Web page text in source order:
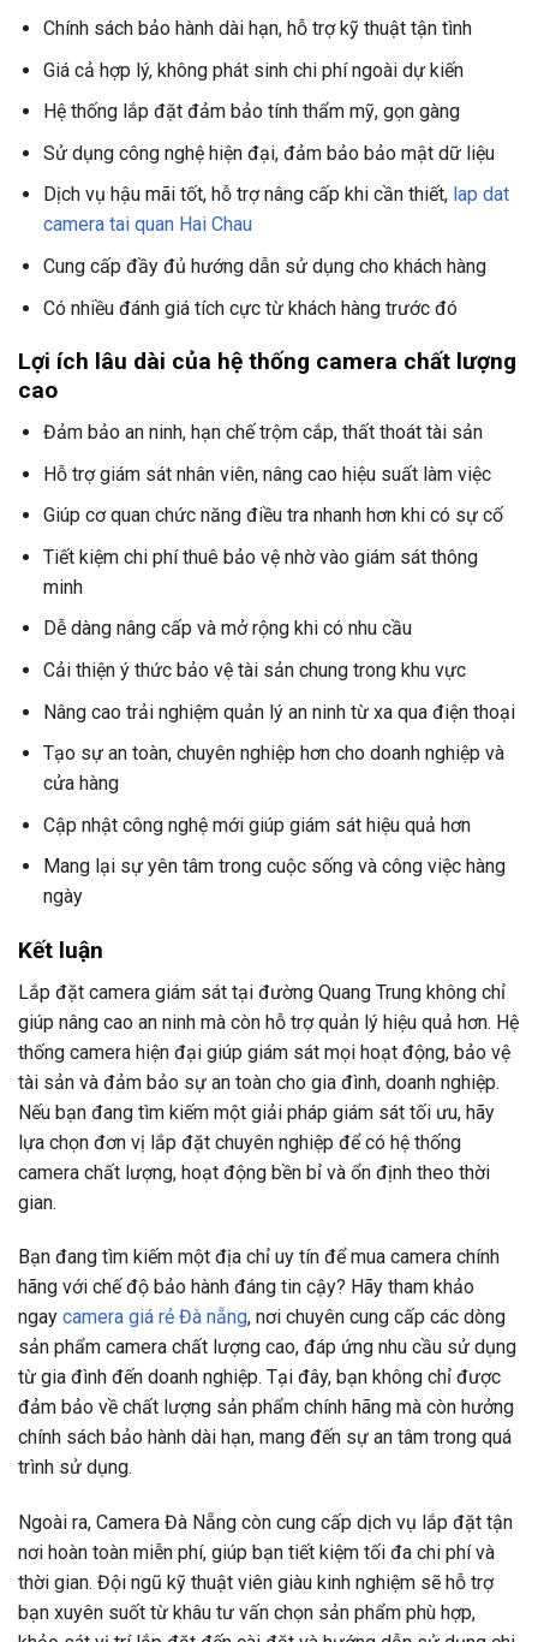
Chính sách bảo hành dài hạn, hỗ trợ kỹ thuật tận tình
Giá cả hợp lý, không phát sinh chi phí ngoài dự kiến
Hệ thống lắp đặt đảm bảo tính thẩm mỹ, gọn gàng
Sử dụng công nghệ hiện đại, đảm bảo bảo mật dữ liệu
Dịch vụ hậu mãi tốt, hỗ trợ nâng cấp khi cần thiết, lap dat
camera tai quan Hai Chau
Cung cấp đầy đủ hướng dẫn sử dụng cho khách hàng
Có nhiều đánh giá tích cực từ khách hàng trước đó
Lợi ích lâu dài của hệ thống camera chất lượng
cao
Đảm bảo an ninh, hạn chế trộm cắp, thất thoát tài sản
Hỗ trợ giám sát nhân viên, nâng cao hiệu suất làm việc
Giúp cơ quan chức năng điều tra nhanh hơn khi có sự cố
Tiết kiệm chi phí thuê bảo vệ nhờ vào giám sát thông
minh
Dễ dàng nâng cấp và mở rộng khi có nhu cầu
Cải thiện ý thức bảo vệ tài sản chung trong khu vực
Nâng cao trải nghiệm quản lý an ninh từ xa qua điện thoại
Tạo sự an toàn, chuyên nghiệp hơn cho doanh nghiệp và
cửa hàng
Cập nhật công nghệ mới giúp giám sát hiệu quả hơn
Mang lại sự yên tâm trong cuộc sống và công việc hàng
ngày
Kết luận
Lắp đặt camera giám sát tại đường Quang Trung không chỉ
giúp nâng cao an ninh mà còn hỗ trợ quản lý hiệu quả hơn. Hệ
thống camera hiện đại giúp giám sát mọi hoạt động, bảo vệ
tài sản và đảm bảo sự an toàn cho gia đình, doanh nghiệp.
Nếu bạn đang tìm kiếm một giải pháp giám sát tối ưu, hãy
lựa chọn đơn vị lắp đặt chuyên nghiệp để có hệ thống
camera chất lượng, hoạt động bền bỉ và ổn định theo thời
gian.
Bạn đang tìm kiếm một địa chỉ uy tín để mua camera chính
hãng với chế độ bảo hành đáng tin cậy? Hãy tham khảo
ngay camera giá rẻ Đà nẵng, nơi chuyên cung cấp các dòng
sản phẩm camera chất lượng cao, đáp ứng nhu cầu sử dụng
từ gia đình đến doanh nghiệp. Tại đây, bạn không chỉ được
đảm bảo về chất lượng sản phẩm chính hãng mà còn hưởng
chính sách bảo hành dài hạn, mang đến sự an tâm trong quá
trình sử dụng.
Ngoài ra, Camera Đà Nẵng còn cung cấp dịch vụ lắp đặt tận
nơi hoàn toàn miễn phí, giúp bạn tiết kiệm tối đa chi phí và
thời gian. Đội ngũ kỹ thuật viên giàu kinh nghiệm sẽ hỗ trợ
bạn xuyên suốt từ khâu tư vấn chọn sản phẩm phù hợp,